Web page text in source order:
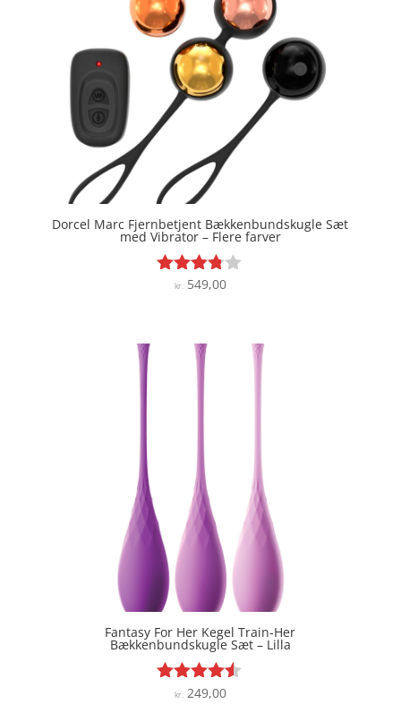
Dorcel Marc Fjernbetjent Bækkenbundskugle Sæt
med Vibrator – Flere farver
Vurderet
kr.549,00
Fantasy For Her Kegel Train-Her
Bækkenbundskugle Sæt – Lilla
Vurderet
kr. 249,00